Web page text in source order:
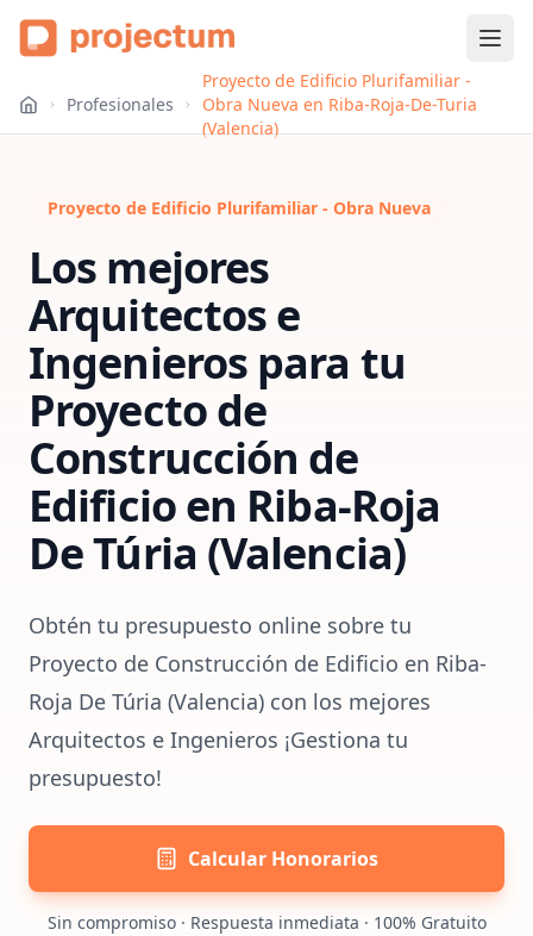
Profesionales
Proyecto de Edificio Plurifamiliar -
Obra Nueva en Riba-Roja-De-Turia
(Valencia)
Proyecto de Edificio Plurifamiliar - Obra Nueva
Los mejores
Arquitectos e
Ingenieros para tu
Proyecto de
Construcción de
Edificioen Riba-Roja
De Túria (Valencia)
Obtén tu presupuesto online sobre tu
Proyecto de Construcción de Edificio en Riba-
Roja De Túria (Valencia) con los mejores
Arquitectos e Ingenieros ¡Gestiona tu
presupuesto!
Calcular Honorarios
Sin compromiso · Respuesta inmediata · 100% Gratuito